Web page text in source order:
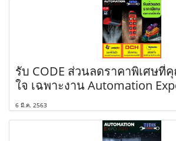
รับ CODE ส่วนลดราคาพิเศษที่
ใจ เฉพาะงาน Automation
6 มี.ค. 2563